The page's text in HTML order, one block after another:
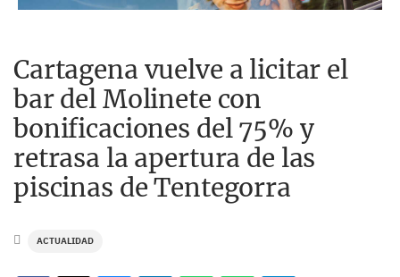
Cartagena vuelve a licitar el
bar del Molinete con
bonificaciones del 75% y
retrasa la apertura de las
piscinas de Tentegorra
ACTUALIDAD